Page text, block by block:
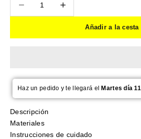
Añadir a la cesta
Haz un pedido y te llegará elMartes día 11
Descripción
Materiales
Instrucciones de cuidado